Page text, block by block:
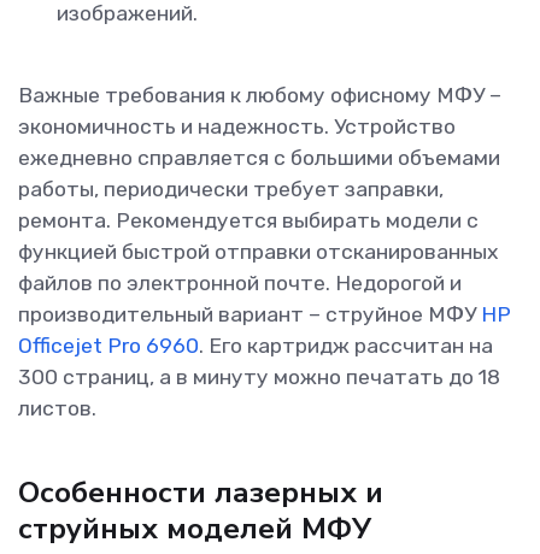
изображений.
Важные требования к любому офисному МФУ –
экономичность и надежность. Устройство
ежедневно справляется с большими объемами
работы, периодически требует заправки,
ремонта. Рекомендуется выбирать модели с
функцией быстрой отправки отсканированных
файлов по электронной почте. Недорогой и
производительный вариант – струйное МФУ HP
Officejet Pro 6960. Его картридж рассчитан на
300 страниц, а в минуту можно печатать до 18
листов.
Особенности лазерных и
струйных моделей МФУ